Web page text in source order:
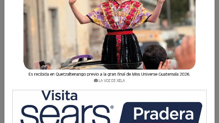
SELECCIÓN JUVENIL REALIZA CAMPAMENTO EN
XELA RUMBO AL PREMUNDIAL
La Selección Juvenil de Guatemala realiza un
campamento de preparación en Quetzaltenango con
miras al torneo Premundial que se disputa en México del
25 de julio al 9 de agosto. Tras la práctica del fin de
semana, la delega
La Selección Juvenil de Guatemala realiza un
campamento de preparación en Quetzaltenango con
miras al torneo Premundial que se disputa en México
del 25 de julio al 9 de agosto. Tras la práctica del fin
de semana, la delega...